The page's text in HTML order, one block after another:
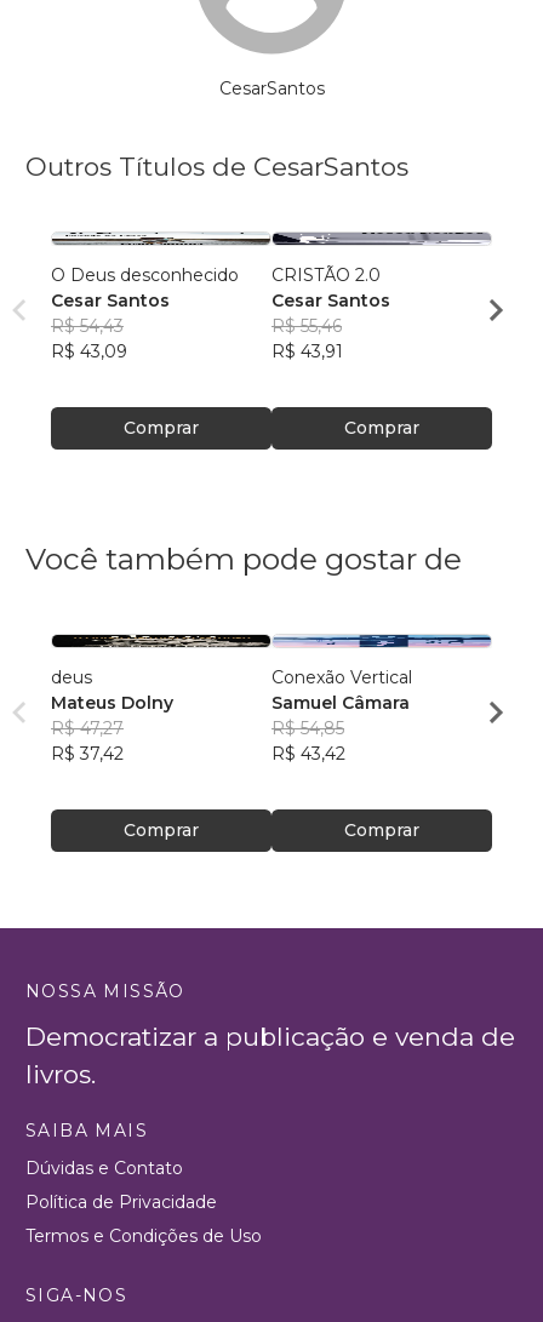
CesarSantos
Outros Títulos de CesarSantos
O Deus desconhecido
Cesar Santos
R$ 54,43
R$ 43,09
Comprar
CRISTÃO 2.0
Cesar Santos
R$ 55,46
R$ 43,91
Comprar
R$
Você também pode gostar de
deus
Mateus Dolny
R$ 47,27
R$ 37,42
Comprar
Conexão Vertical
Samuel Câmara
R$ 54,85
R$ 43,42
Comprar
NOSSA MISSÃO
Democratizar a publicação e venda de
livros.
SAIBA MAIS
Dúvidas e Contato
Política de Privacidade
Termos e Condições de Uso
SIGA-NOS